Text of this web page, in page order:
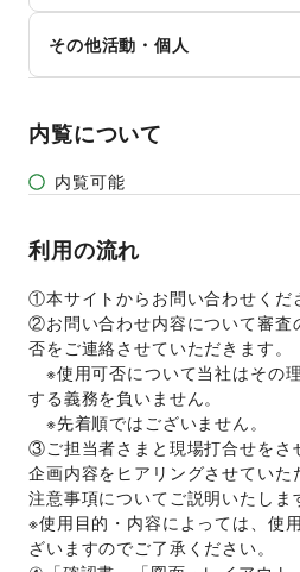
音楽・ライブ
演劇
占い
その他エンタメ・ガジェット
募金・寄付
NPO・ボランティア活動
その他NPO・公共団体
オフィス家具・OA機器
イベント企画・運営
その他活動・個人
内覧について
内覧可能
利用の流れ
①本サイトからお問い合わせくだ
②お問い合わせ内容について審査
否をご連絡させていただきます。
※使用可否について当社はその
する義務を負いません。
※先着順ではございません。
③ご担当者さまと現場打合せをさ
企画内容をヒアリングさせてい
注意事項についてご説明いたしま
※使用目的・内容によっては、使
ざいますのでご了承ください。